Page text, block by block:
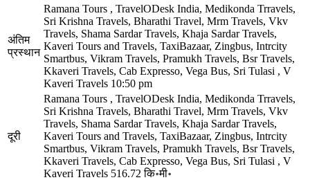
अंतिम
प्रस्थान
Ramana Tours , TravelODesk India, Medikonda Trravels,
Sri Krishna Travels, Bharathi Travel, Mrm Travels, Vkv
Travels, Shama Sardar Travels, Khaja Sardar Travels,
Kaveri Tours and Travels, TaxiBazaar, Zingbus, Intrcity
Smartbus, Vikram Travels, Pramukh Travels, Bsr Travels,
Kkaveri Travels, Cab Expresso, Vega Bus, Sri Tulasi , V
Kaveri Travels 10:50 pm
दूरी
Ramana Tours , TravelODesk India, Medikonda Trravels,
Sri Krishna Travels, Bharathi Travel, Mrm Travels, Vkv
Travels, Shama Sardar Travels, Khaja Sardar Travels,
Kaveri Tours and Travels, TaxiBazaar, Zingbus, Intrcity
Smartbus, Vikram Travels, Pramukh Travels, Bsr Travels,
Kkaveri Travels, Cab Expresso, Vega Bus, Sri Tulasi , V
Kaveri Travels 516.72 कि॰मी॰